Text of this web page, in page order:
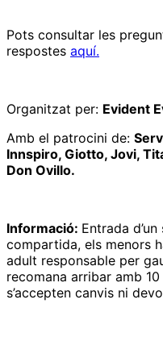
Pots consultar les
respostes aquí.
Organitzat per: Evident
Amb el patrocini de:
Innspiro, Giotto, Jovi,
Don Ovillo.
Informació: Entrada
compartida, els menors
adult responsable per
recomana arribar amb
s’accepten canvis ni